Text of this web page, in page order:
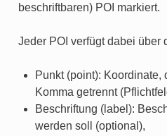
beschriftbaren) POI markiert.
Jeder POI verfügt dabei über
Punkt (point): Koordinate,
Komma getrennt
Beschriftung (label):
werden soll (optional),